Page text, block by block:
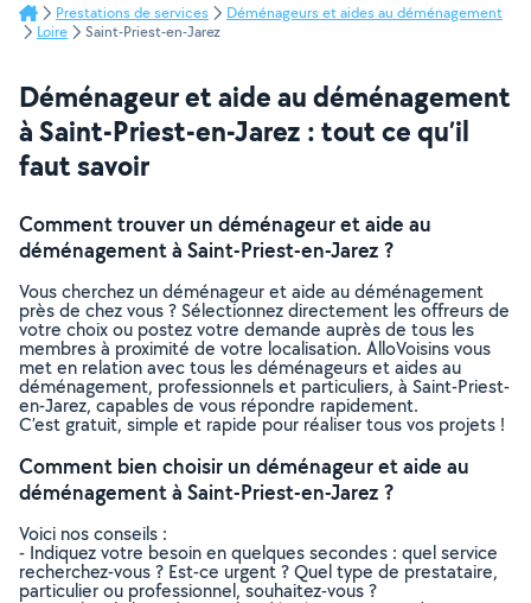
Prestations de services
Déménageurs et aides au déménagement
Loire
Saint-Priest-en-Jarez
Déménageur et aide au déménagement
à Saint-Priest-en-Jarez : tout ce qu’il
faut savoir
Comment trouver un déménageur et aide au
déménagement à Saint-Priest-en-Jarez ?
Vous cherchez un déménageur et aide au déménagement
près de chez vous ? Sélectionnez directement les offreurs de
votre choix ou postez votre demande auprès de tous les
membres à proximité de votre localisation. AlloVoisins vous
met en relation avec tous les déménageurs et aides au
déménagement, professionnels et particuliers, à Saint-Priest-
en-Jarez, capables de vous répondre rapidement.
C’est gratuit, simple et rapide pour réaliser tous vos projets !
Comment bien choisir un déménageur et aide au
déménagement à Saint-Priest-en-Jarez ?
Voici nos conseils :
- Indiquez votre besoin en quelques secondes : quel service
recherchez-vous ? Est-ce urgent ? Quel type de prestataire,
particulier ou professionnel, souhaitez-vous ?